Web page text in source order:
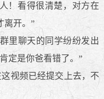
！看得很清楚，对方在
离开。”
里聊天的同学纷纷发出
定是你爸看错了。”
视频已经提交上去，不